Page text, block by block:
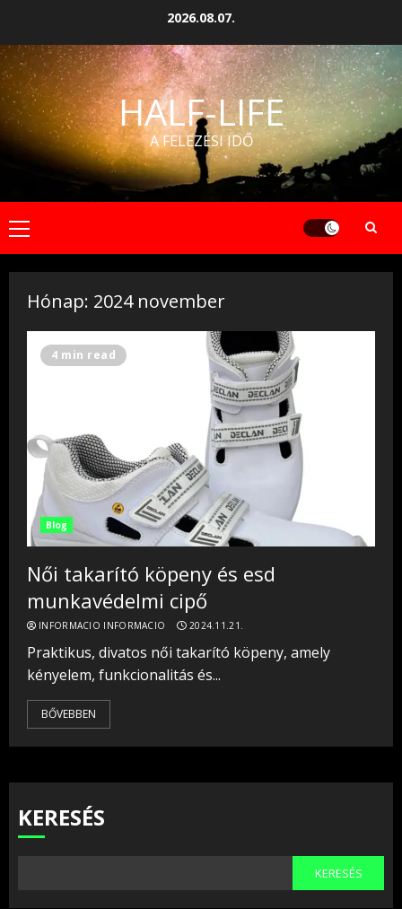
content
2026.08.07.
HALF-LIFE
A FELEZÉSI IDŐ
Primary
Menu
Hónap: 2024 november
4 min read
Blog
Női takarító köpeny és esd
munkavédelmi cipő
INFORMACIO INFORMACIO 2024.11.21.
Praktikus, divatos női takarító köpeny, amely
kényelem, funkcionalitás és...
BŐVEBBEN
KERESÉS
KERESÉS